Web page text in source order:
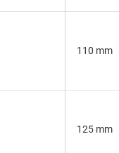
110 mm
125 mm